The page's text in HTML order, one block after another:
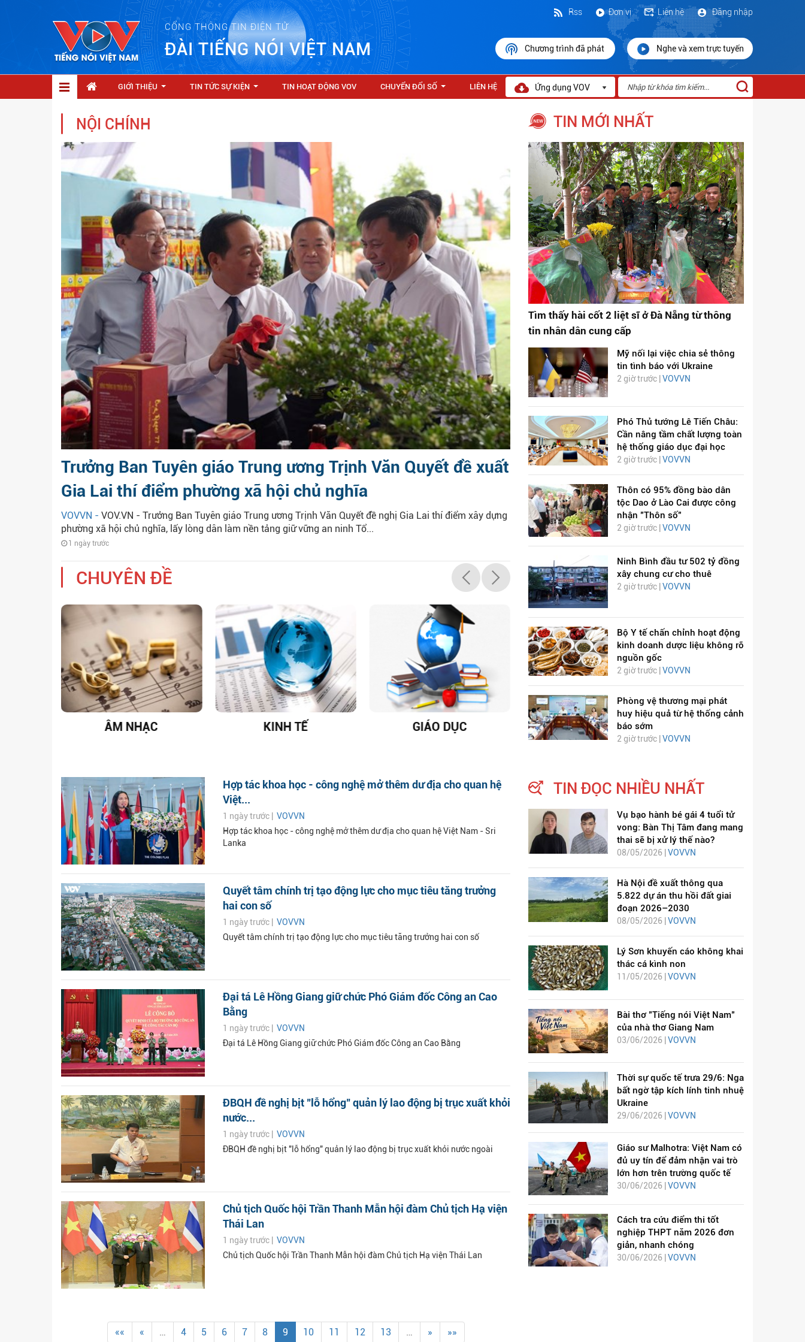
CỔNG THÔNG TIN ĐIỆN TỬ
ĐÀI TIẾNG NÓI VIỆT NAM
Đăng nhập
Liên hệ
Đơn vị
Rss
Chương trình đã phát Nghe và xem trực tuyến
GIỚI THIỆU TIN TỨC SỰ KIỆN TIN HOẠT ĐỘNG VOV CHUYỂN ĐỔI SỐ LIÊN HỆ Ứng dụng VOV
NỘI CHÍNH
Trưởng Ban Tuyên giáo Trung ương Trịnh Văn Quyết đề xuất
Gia Lai thí điểm phường xã hội chủ nghĩa
VOVVN - VOV.VN - Trưởng Ban Tuyên giáo Trung ương Trịnh Văn Quyết đề nghị Gia Lai thí điểm xây dựng
phường xã hội chủ nghĩa, lấy lòng dân làm nền tảng giữ vững an ninh Tổ...
1 ngày trước
CHUYÊN ĐỀ
KINH TẾ GIÁO DỤC
DỊCH VIÊM PHỔI COVID-
HÁT LÊN VIỆT NAM
Hợp tác khoa học - công nghệ mở thêm dư địa cho quan hệ
Việt...
1 ngày trước | VOVVN
Hợp tác khoa học - công nghệ mở thêm dư địa cho quan hệ Việt Nam - Sri
Lanka
Quyết tâm chính trị tạo động lực cho mục tiêu tăng trưởng
hai con số
1 ngày trước | VOVVN
Quyết tâm chính trị tạo động lực cho mục tiêu tăng trưởng hai con số
Đại tá Lê Hồng Giang giữ chức Phó Giám đốc Công an Cao
Bằng
1 ngày trước | VOVVN
Đại tá Lê Hồng Giang giữ chức Phó Giám đốc Công an Cao Bằng
ĐBQH đề nghị bịt "lỗ hổng" quản lý lao động bị trục xuất khỏi
nước...
1 ngày trước | VOVVN
ĐBQH đề nghị bịt "lỗ hổng" quản lý lao động bị trục xuất khỏi nước ngoài
Chủ tịch Quốc hội Trần Thanh Mẫn hội đàm Chủ tịch Hạ viện
Thái Lan
1 ngày trước | VOVVN
Chủ tịch Quốc hội Trần Thanh Mẫn hội đàm Chủ tịch Hạ viện Thái Lan
«« « … 4 5 6 7 8 9 10 11 12 13 … » »»
TIN MỚI NHẤT
Tìm thấy hài cốt 2 liệt sĩ ở Đà Nẵng từ thông
tin nhân dân cung cấp
Mỹ nối lại việc chia sẻ thông
tin tình báo với Ukraine
2 giờ trước | VOVVN
Phó Thủ tướng Lê Tiến Châu:
Cần nâng tầm chất lượng toàn
hệ thống giáo dục đại học
2 giờ trước | VOVVN
Thôn có 95% đồng bào dân
tộc Dao ở Lào Cai được công
nhận "Thôn số"
2 giờ trước | VOVVN
Ninh Bình đầu tư 502 tỷ đồng
xây chung cư cho thuê
2 giờ trước | VOVVN
Bộ Y tế chấn chỉnh hoạt động
kinh doanh dược liệu không rõ
nguồn gốc
2 giờ trước | VOVVN
Phòng vệ thương mại phát
huy hiệu quả từ hệ thống cảnh
báo sớm
2 giờ trước | VOVVN
TIN ĐỌC NHIỀU NHẤT
Vụ bạo hành bé gái 4 tuổi tử
vong: Bàn Thị Tâm đang mang
thai sẽ bị xử lý thế nào?
08/05/2026 | VOVVN
Hà Nội đề xuất thông qua
5.822 dự án thu hồi đất giai
đoạn 2026–2030
08/05/2026 | VOVVN
Lý Sơn khuyến cáo không khai
thác cá kình non
11/05/2026 | VOVVN
Bài thơ "Tiếng nói Việt Nam"
của nhà thơ Giang Nam
03/06/2026 | VOVVN
Thời sự quốc tế trưa 29/6: Nga
bất ngờ tập kích lính tinh nhuệ
Ukraine
29/06/2026 | VOVVN
Giáo sư Malhotra: Việt Nam có
đủ uy tín để đảm nhận vai trò
lớn hơn trên trường quốc tế
30/06/2026 | VOVVN
Cách tra cứu điểm thi tốt
nghiệp THPT năm 2026 đơn
giản, nhanh chóng
30/06/2026 | VOVVN